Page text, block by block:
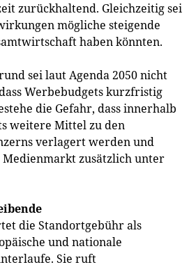
zurückhaltend. Gleichzeitig sei
mögliche steigende
haben könnten.
sei laut Agenda 2050 nicht
Werbebudgets kurzfristig
die Gefahr, dass innerhalb
weitere Mittel zu den
verlagert werden und
zusätzlich unter
die Standortgebühr als
und nationale
Sie ruft